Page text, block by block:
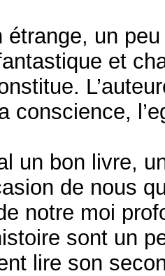
étrange, un
et
conscience,
un bon livre,
de nous
notre moi
sont un
lire son